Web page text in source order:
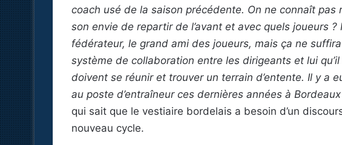
coach usé de la saison précédente. On ne connaît pas
son envie de repartir de l’avant et avec quels joueurs
fédérateur, le grand ami des joueurs, mais ça ne
système de collaboration entre les dirigeants et lui
doivent se réunir et trouver un terrain d’entente. Il y a
au poste d’entraîneur ces dernières années à Bordeaux
qui sait que le vestiaire bordelais a besoin d’un
nouveau cycle.